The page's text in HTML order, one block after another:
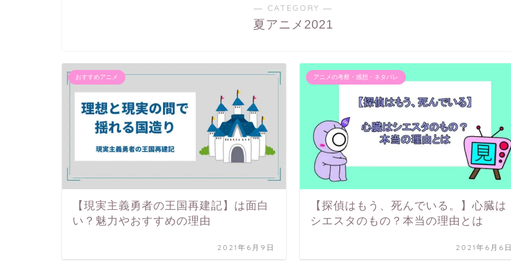
― CATEGORY ―
夏アニメ2021
おすすめアニメ
【現実主義勇者の王国再建記】は面白
い？魅力やおすすめの理由
2021年6月9日
アニメの考察・感想・ネタバレ
【探偵はもう、死んでいる。】心臓は
シエスタのもの？本当の理由とは
2021年6月6日